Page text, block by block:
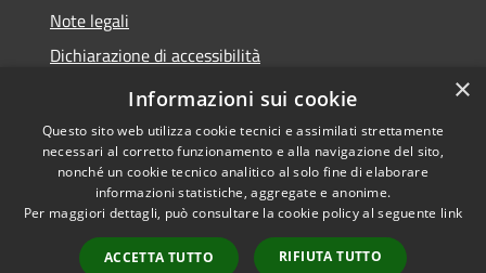
Note legali
Dichiarazione di accessibilità
Accessibilità
Copyright © 2026 • Comune di
Caino • Powered by
Municipium•
Accesso
×
Informazioni sui cookie
Questo sito web utilizza cookie tecnici e assimilati strettamente
necessari al corretto funzionamento e alla navigazione del sito,
nonché un cookie tecnico analitico al solo fine di elaborare
informazioni statistiche, aggregate e anonime.
Per maggiori dettagli, può consultare la cookie policy al seguente link
ACCETTA TUTTO RIFIUTA TUTTO